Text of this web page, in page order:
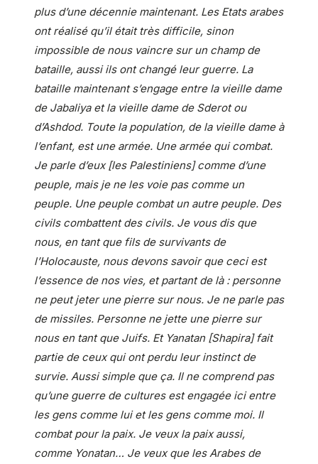
plus d’une décennie maintenant. Les Etats arabes
ont réalisé qu’il était très difficile, sinon
impossible de nous vaincre sur un champ de
bataille, aussi ils ont changé leur guerre. La
bataille maintenant s’engage entre la vieille dame
de Jabaliya et la vieille dame de Sderot ou
d’Ashdod. Toute la population, de la vieille dame à
l’enfant, est une armée. Une armée qui combat.
Je parle d’eux [les Palestiniens] comme d’une
peuple, mais je ne les voie pas comme un
peuple. Une peuple combat un autre peuple. Des
civils combattent des civils. Je vous dis que
nous, en tant que fils de survivants de
l’Holocauste, nous devons savoir que ceci est
l’essence de nos vies, et partant de là : personne
ne peut jeter une pierre sur nous. Je ne parle pas
de missiles. Personne ne jette une pierre sur
nous en tant que Juifs. Et Yanatan [Shapira] fait
partie de ceux qui ont perdu leur instinct de
survie. Aussi simple que ça. Il ne comprend pas
qu’une guerre de cultures est engagée ici entre
les gens comme lui et les gens comme moi. Il
combat pour la paix. Je veux la paix aussi,
comme Yonatan… Je veux que les Arabes de